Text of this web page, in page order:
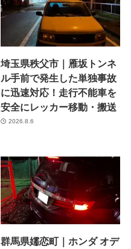
埼玉県秩父市｜雁坂トンネ
ル手前で発生した単独事故
に迅速対応！走行不能車を
安全にレッカー移動・搬送
2026.8.6
群馬県嬬恋町｜ホンダ オデ